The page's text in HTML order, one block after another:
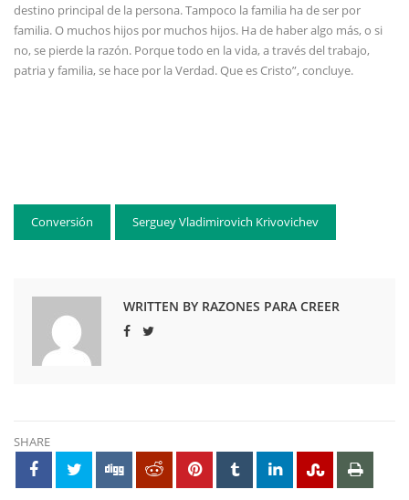
destino principal de la persona. Tampoco la familia ha de ser por
familia. O muchos hijos por muchos hijos. Ha de haber algo más, o si
no, se pierde la razón. Porque todo en la vida, a través del trabajo,
patria y familia, se hace por la Verdad. Que es Cristo”, concluye.
Conversión Serguey Vladimirovich Krivovichev
WRITTEN BY RAZONES PARA CREER
SHARE